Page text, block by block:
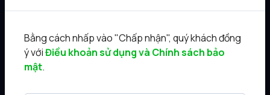
SẢN PHẨM
Bằng cách nhấp vào "Chấp nhận", quý khách đồng
ý vớiĐiều khoản sử dụng và Chính sách bảo
mật.